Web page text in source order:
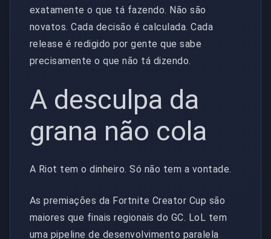
exatamente o que tá fazendo. Não são
novatos. Cada decisão é calculada. Cada
release é redigido por gente que sabe
precisamente o que não tá dizendo.
A desculpa da
grana não cola
A Riot tem o dinheiro. Só não tem a vontade.
As premiações da Fortnite Creator Cup são
maiores que finais regionais do GC. LoL tem
uma pipeline de desenvolvimento paralela